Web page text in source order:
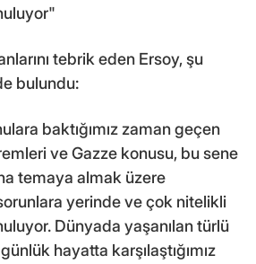
tebrik eden Ersoy, şu
bulundu:
baktığımız zaman geçen
ve Gazze konusu, bu sene
temaya almak üzere
yerinde ve çok nitelikli
Dünyada yaşanılan türlü
hayatta karşılaştığımız